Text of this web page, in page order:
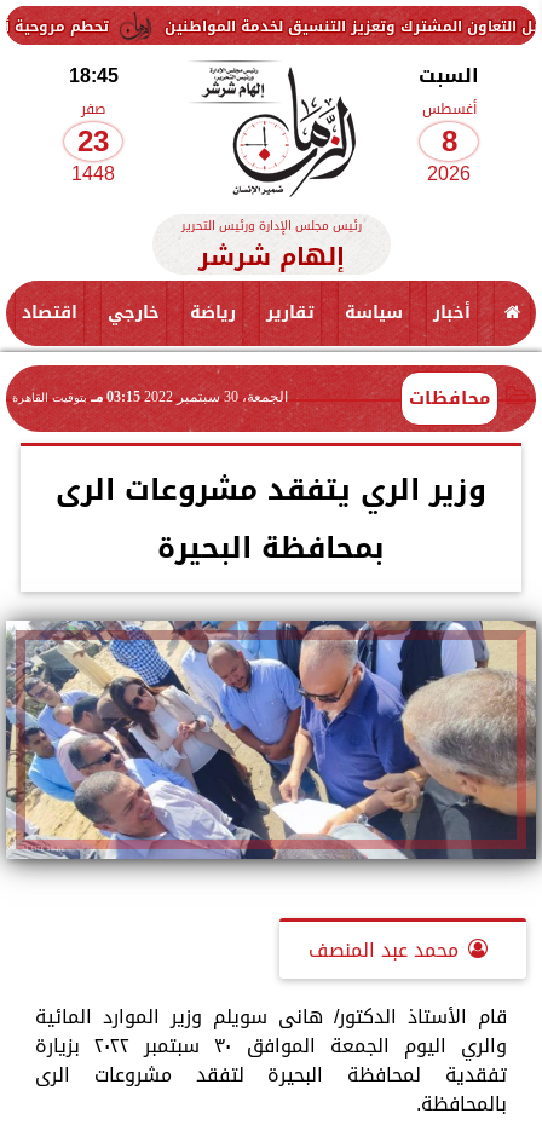
تحطم مروحية أثناء مكافحة وتعزيز التنسيق لخدمة المواطنين
السبت
أغسطس
8
2026
18:45
صفر
23
1448
رئيس مجلس الإدارة ورئيس التحرير
إلهام شرشر
أخبار سياسة تقارير رياضة خارجي اقتصاد
محافظات الجمعة، 30 سبتمبر 2022 03:15 مـ بتوقيت القاهرة
وزير الري يتفقد مشروعات الرى
بمحافظة البحيرة
محمد عبد المنصف
قام الأستاذ الدكتور/ هانى سويلم وزير الموارد المائية
والري اليوم الجمعة الموافق ٣٠ سبتمبر ٢٠٢٢ بزيارة
تفقدية لمحافظة البحيرة لتفقد مشروعات الرى
بالمحافظة.